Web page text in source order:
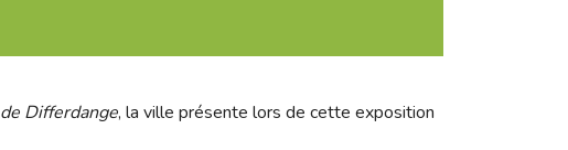
Differdange, la ville présente lors de cette exposition